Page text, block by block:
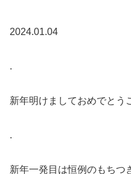
2024.01.04
.
新年明けましておめでとう
.
新年一発目は恒例のもちつ